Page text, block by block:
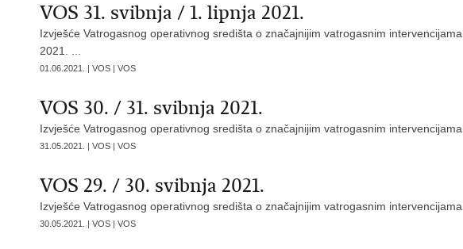
VOS 31. svibnja / 1. lipnja 2021.
Izvješće Vatrogasnog operativnog središta o značajnijim vatrogasnim
2021. ...
01.06.2021. | VOS | VOS
VOS 30. / 31. svibnja 2021.
Izvješće Vatrogasnog operativnog središta o značajnijim vatrogasnim
31.05.2021. | VOS | VOS
VOS 29. / 30. svibnja 2021.
Izvješće Vatrogasnog operativnog središta o značajnijim vatrogasnim
30.05.2021. | VOS | VOS